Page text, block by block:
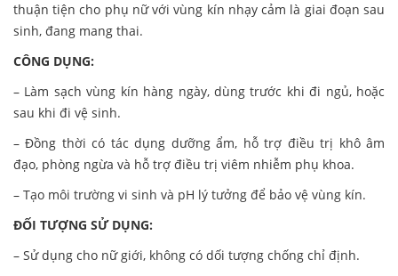
thuận tiện cho phụ nữ với vùng kín nhạy cảm là giai đoạn sau
sinh, đang mang thai.
CÔNG DỤNG:
– Làm sạch vùng kín hàng ngày, dùng trước khi đi ngủ, hoặc
sau khi đi vệ sinh.
– Đồng thời có tác dụng dưỡng ẩm, hỗ trợ điều trị khô âm
đạo, phòng ngừa và hỗ trợ điều trị viêm nhiễm phụ khoa.
– Tạo môi trường vi sinh và pH lý tưởng để bảo vệ vùng kín.
ĐỐI TƯỢNG SỬ DỤNG:
– Sử dụng cho nữ giới, không có dối tượng chống chỉ định.